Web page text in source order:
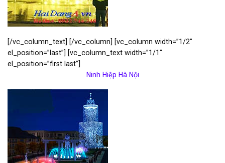
[/vc_column_text] [/vc_column] [vc_column width=”1/2″
el_position=”last”] [vc_column_text width=”1/1″
el_position=”first last”]
Ninh Hiệp Hà Nội